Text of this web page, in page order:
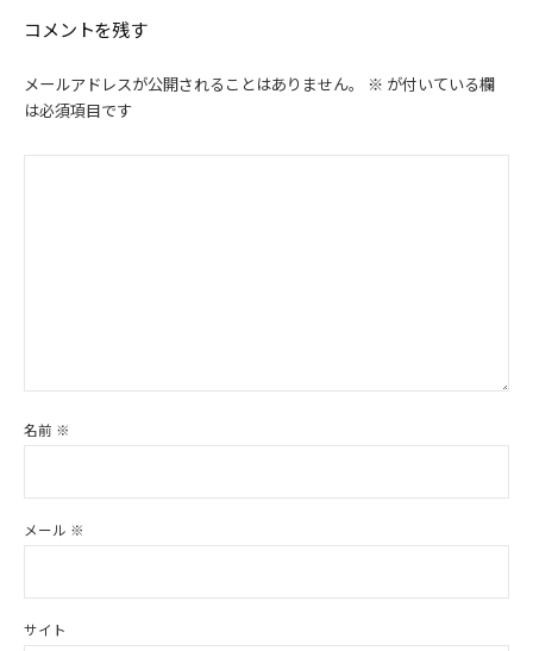
シ
ョ
ン
コメントを残す
メールアドレスが公開されることはありません。 ※ が付いている欄
は必須項目です
名前 ※
メール ※
サイト